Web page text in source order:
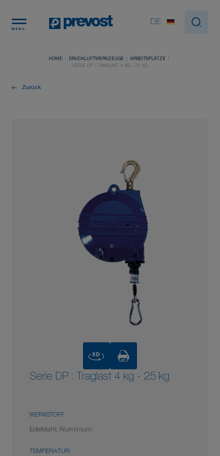
MENU
DE
HOME DRUCKLUFTWERKZEUGE
ARBEITSPLÄTZE
SERIE DP : TRAGLAST 4 KG - 25 KG
Zurück
3D
Serie DP : Traglast 4 kg - 25 kg
WERKSTOFF
Edelstahl; Aluminium
TEMPERATUR